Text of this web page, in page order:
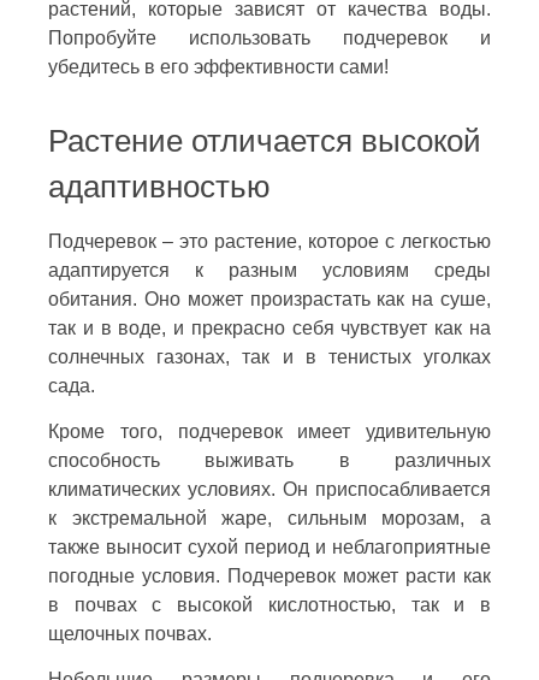
растений, которые зависят от качества воды.
Попробуйте использовать подчеревок и
убедитесь в его эффективности сами!
Растение отличается высокой
адаптивностью
Подчеревок – это растение, которое с легкостью
адаптируется к разным условиям среды
обитания. Оно может произрастать как на суше,
так и в воде, и прекрасно себя чувствует как на
солнечных газонах, так и в тенистых уголках
сада.
Кроме того, подчеревок имеет удивительную
способность выживать в различных
климатических условиях. Он приспосабливается
к экстремальной жаре, сильным морозам, а
также выносит сухой период и неблагоприятные
погодные условия. Подчеревок может расти как
в почвах с высокой кислотностью, так и в
щелочных почвах.